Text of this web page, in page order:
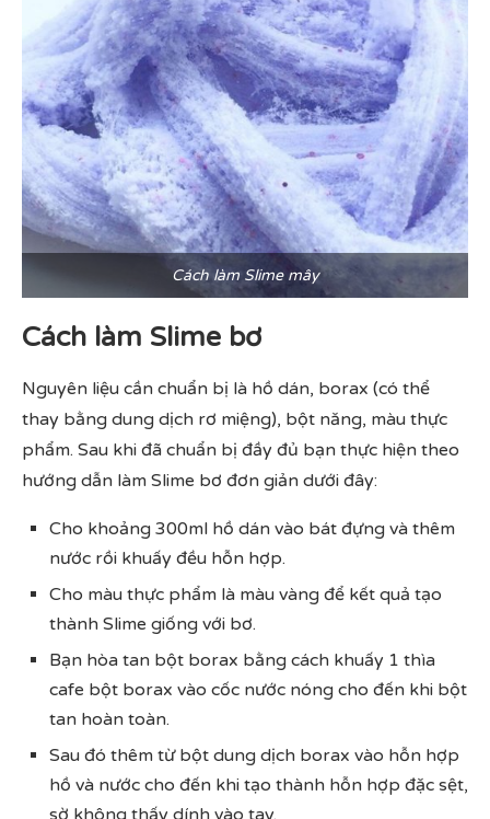
Cách làm Slime mây
Cách làm Slime bơ
Nguyên liệu cần chuẩn bị là hồ dán, borax (có thể
thay bằng dung dịch rơ miệng), bột năng, màu thực
phẩm. Sau khi đã chuẩn bị đầy đủ bạn thực hiện theo
hướng dẫn làm Slime bơ đơn giản dưới đây:
Cho khoảng 300ml hồ dán vào bát đựng và thêm
nước rồi khuấy đều hỗn hợp.
Cho màu thực phẩm là màu vàng để kết quả tạo
thành Slime giống với bơ.
Bạn hòa tan bột borax bằng cách khuấy 1 thìa
cafe bột borax vào cốc nước nóng cho đến khi bột
tan hoàn toàn.
Sau đó thêm từ bột dung dịch borax vào hỗn hợp
hồ và nước cho đến khi tạo thành hỗn hợp đặc sệt,